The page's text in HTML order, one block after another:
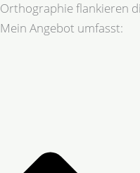
Orthographie flankieren
Mein Angebot umfasst: